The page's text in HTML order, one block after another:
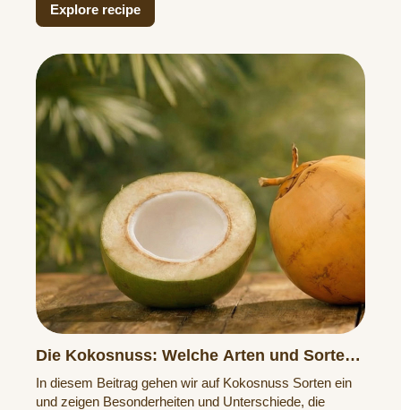
Explore recipe
Die Kokosnuss: Welche Arten und Sorten
In diesem Beitrag gehen wir auf Kokosnuss Sorten ein
und zeigen Besonderheiten und Unterschiede, die